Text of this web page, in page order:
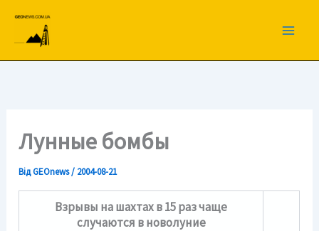
вмісту
Лунные бомбы
ВідGEOnews/ 2004-08-21
Взрывы на шахтах в 15 раз чаще
случаются в новолуние